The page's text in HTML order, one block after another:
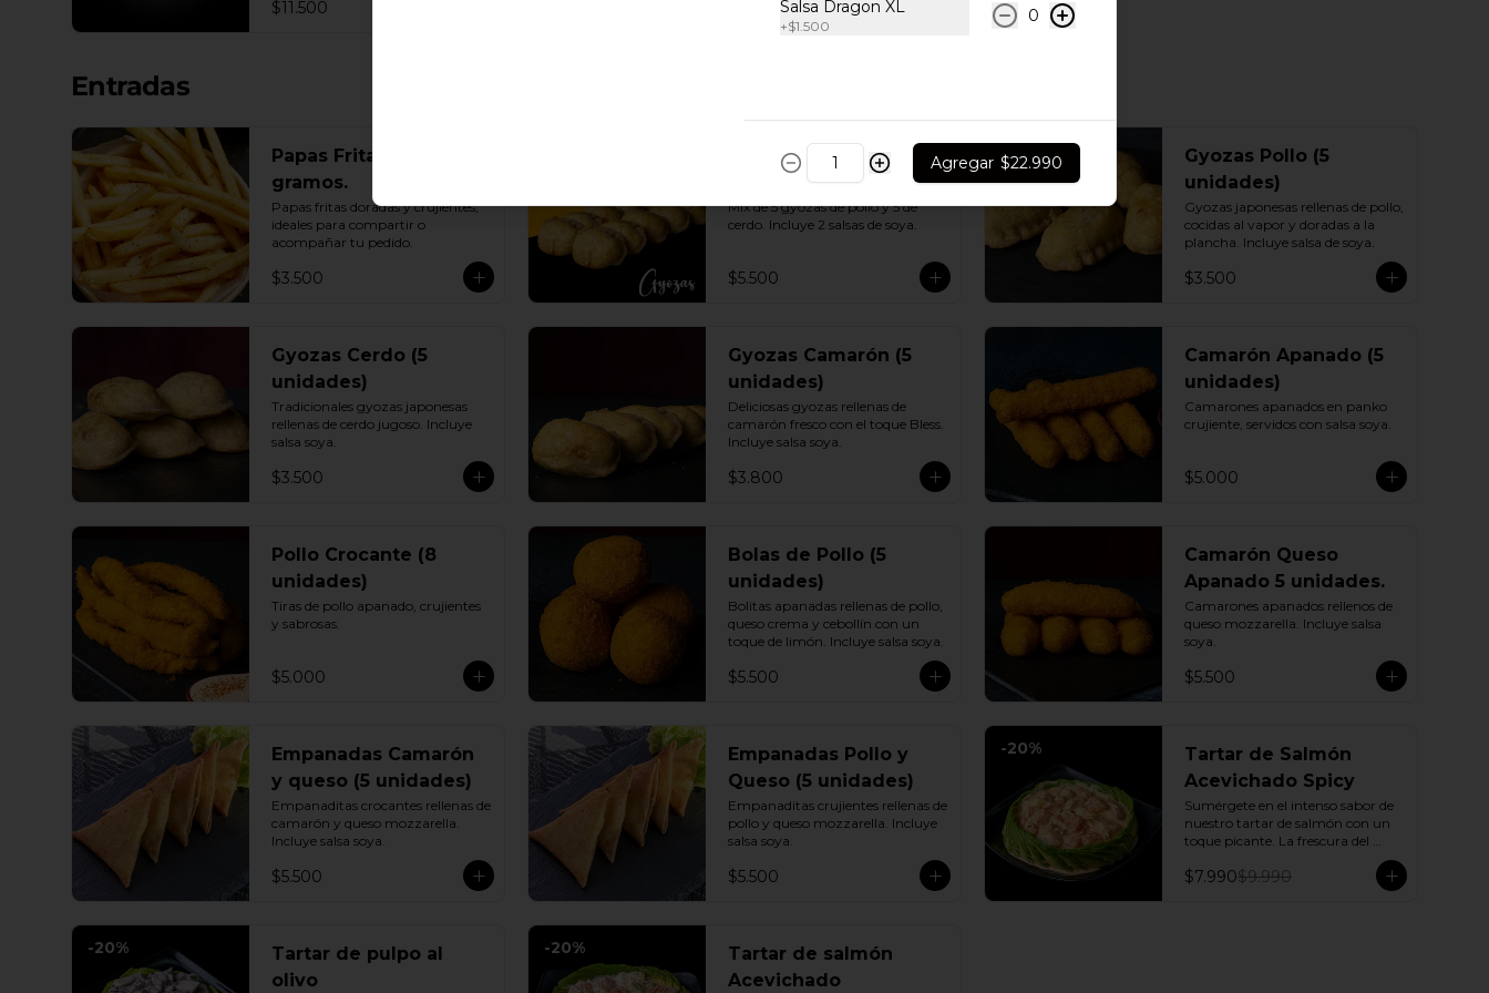
$11.500
Entradas
Papas Fritas 400
gramos.
Papas fritas doradas y crujientes,
ideales para compartir o
acompañar tu pedido.
$3.500
Gyozas Pollo - Cerdo
10 unidades
Mix de 5 gyozas de pollo y 5 de
cerdo. Incluye 2 salsas de soya.
$5.500
Gyozas Pollo (5
unidades)
Gyozas japonesas rellenas de pollo,
cocidas al vapor y doradas a la
plancha. Incluye salsa de soya.
$3.500
Gyozas Cerdo (5
unidades)
Tradicionales gyozas japonesas
rellenas de cerdo jugoso. Incluye
salsa soya.
$3.500
Gyozas Camarón (5
unidades)
Deliciosas gyozas rellenas de
camarón fresco con el toque Bless.
Incluye salsa soya.
$3.800
Camarón Apanado (5
unidades)
Camarones apanados en panko
crujiente, servidos con salsa soya.
$5.000
Pollo Crocante (8
unidades)
Tiras de pollo apanado, crujientes
y sabrosas.
$5.000
Bolas de Pollo (5
unidades)
Bolitas apanadas rellenas de pollo,
queso crema y cebollín con un
toque de limón. Incluye salsa soya.
$5.500
Camarón Queso
Apanado 5 unidades.
Camarones apanados rellenos de
queso mozzarella. Incluye salsa
soya.
$5.500
Empanadas Camarón
y queso (5 unidades)
Empanaditas crocantes rellenas de
camarón y queso mozzarella.
Incluye salsa soya.
$5.500
Empanadas Pollo y
Queso (5 unidades)
Empanaditas crujientes rellenas de
pollo y queso mozzarella. Incluye
salsa soya.
$5.500
-20%
Tartar de Salmón
Acevichado Spicy
Sumérgete en el intenso sabor de
nuestro tartar de salmón con un
toque picante. La frescura del
pepino y la suavidad de la palta se
combinan con la explosión de la
$7.990$9.990
-20%
Tartar de pulpo al
olivo
-20%
Tartar de salmón
Acevichado
Salsa Dragon XL
+$1.500
0
Agregar $22.990